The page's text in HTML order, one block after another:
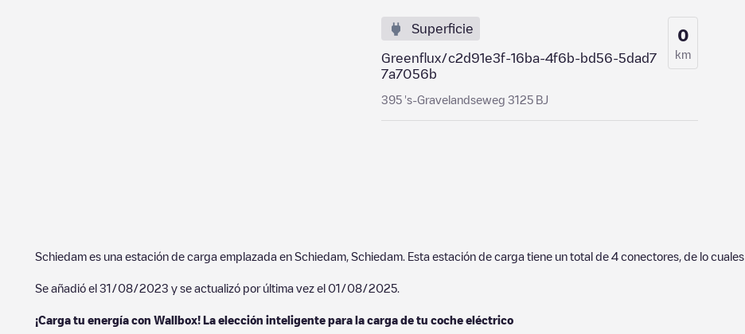
Superficie
Greenflux/c2d91e3f-16ba-4f6b-bd56-5dad7
7a7056b
395 's-Gravelandseweg 3125 BJ
0
km
Schiedam es una estación de carga emplazada en Schiedam Schiedam . Esta estación de carga tiene un total de 4 conectores, de lo cuales
Se añadió el 31/08/2023 y se actualizó por última vez el 01/08/2025
¡Carga tu energía con Wallbox! La elección inteligente para la carga de tu coche eléctrico